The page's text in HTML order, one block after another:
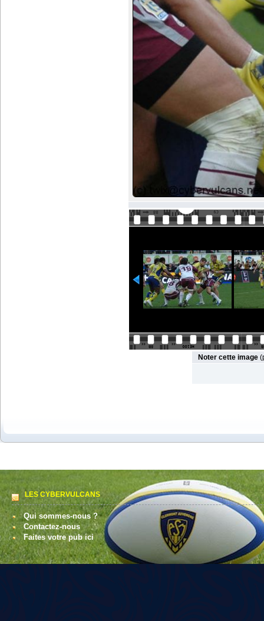
Noter cette image
LES CYBERVULCANS
Qui sommes-nous ?
Contactez-nous
Faites votre pub ici